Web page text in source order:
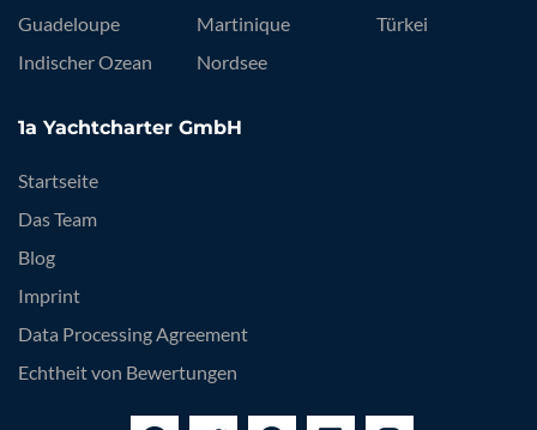
Guadeloupe
Indischer Ozean
Martinique
Nordsee
Türkei
1a Yachtcharter GmbH
Startseite
Das Team
Blog
Imprint
Data Processing Agreement
Echtheit von Bewertungen